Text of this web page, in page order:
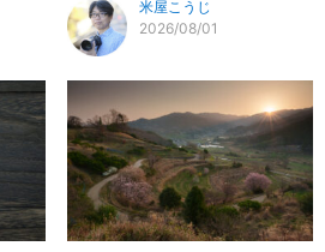
米屋こうじ
2026/08/01